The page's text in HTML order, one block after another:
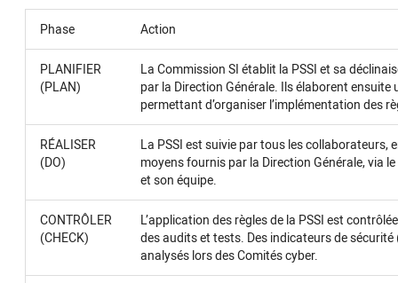
Phase Action
PLANIFIER
(PLAN)
La Commission SI établit la PSSI et sa
par la Direction Générale. Ils élaborent ensuite
permettant d’organiser l’implémentation des
RÉALISER
(DO)
La PSSI est suivie par tous les collaborateurs,
moyens fournis par la Direction Générale, via
et son équipe.
CONTRÔLER
(CHECK)
L’application des règles de la PSSI est
des audits et tests. Des indicateurs de
analysés lors des Comités cyber.